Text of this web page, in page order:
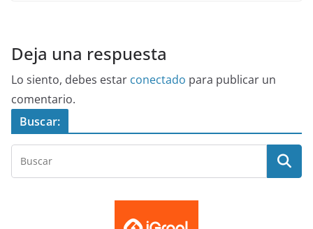
Deja una respuesta
Lo siento, debes estar conectado para publicar un
comentario.
Buscar: